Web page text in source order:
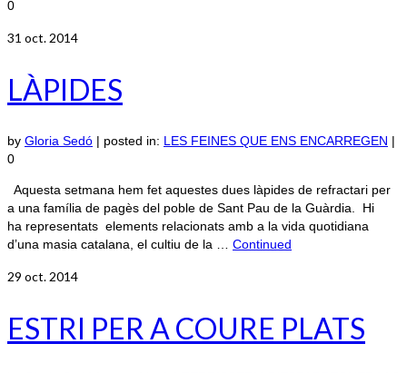
0
31 oct. 2014
LÀPIDES
by Gloria Sedó | posted in: LES FEINES QUE ENS ENCARREGEN |
0
Aquesta setmana hem fet aquestes dues làpides de refractari per
a una família de pagès del poble de Sant Pau de la Guàrdia. Hi
ha representats elements relacionats amb a la vida quotidiana
d’una masia catalana, el cultiu de la … Continued
29 oct. 2014
ESTRI PER A COURE PLATS